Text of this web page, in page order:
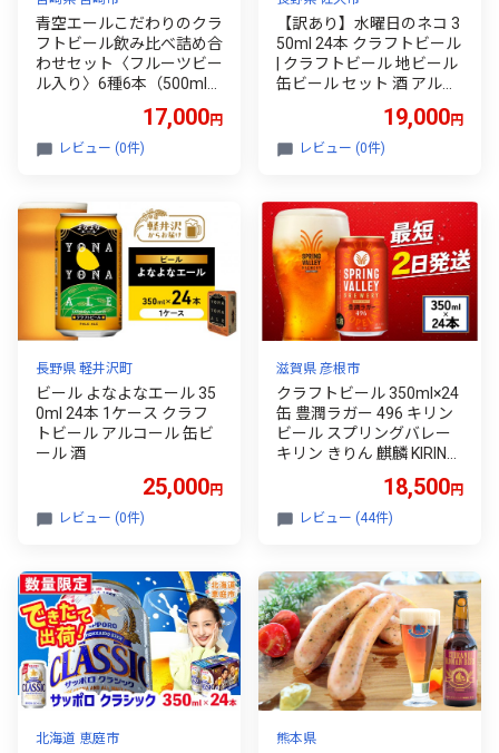
青空エールこだわりのクラ
フトビール飲み比べ詰め合
わせセット〈フルーツビー
ル入り〉6種6本（500mlペ
17,000円
レビュー (0件)
【訳あり】水曜日のネコ 3
50ml 24本 クラフトビール
| クラフトビール 地ビール
缶ビール セット 酒 アルコ
ホーブルーイング 数量限
定
19,000円
レビュー (0件)
長野県 軽井沢町
ビール よなよなエール 35
0ml 24本 1ケース クラフ
トビール アルコール 缶ビ
ール 酒
25,000円
レビュー (0件)
滋賀県 彦根市
クラフトビール 350ml×24
缶 豊潤ラガー 496 キリン
ビール スプリングバレー
キリン きりん 麒麟 KIRIN
潤 beer 缶ビール お酒 酒
さけ 350ml 350 24缶 24 B
番 人気 高評価 キャンプ 缶
お歳暮 ギフト 贈答 滋賀 彦
根
18,500円
レビュー (44件)
北海道 恵庭市 熊本県